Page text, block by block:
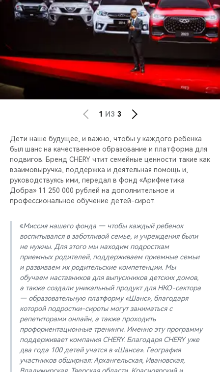
1 ИЗ 3
Дети наше будущее, и важно, чтобы у каждого ребенка
был шанс на качественное образование и платформа для
подвигов. Бренд CHERY чтит семейные ценности такие как
взаимовыручка, поддержка и деятельная помощь и,
руководствуясь ими, передал в фонд «Арифметика
Добра» 11 250 000 рублей на дополнительное и
профессиональное обучение детей-сирот.
«Миссия нашего фонда — чтобы каждый ребенок
воспитывался в заботливой семье, и учреждения были
не нужны. Для этого мы находим подросткам
приемных родителей, поддерживаем приемные семьи
и развиваем их родительские компетенции. Мы
обучаем наставников для выпускников детских домов,
а также создали уникальный продукт для НКО-сектора
— образовательную платформу «Шанс», благодаря
которой подростки-сироты могут заниматься с
репетиторами онлайн, а также проходить
профориентационные тренинги. Именно эту программу
поддерживает компания CHERY. Благодаря CHERY уже
два года 100 детей учатся в «Шансе». География
участников обширная: Архангельская, Ивановская,